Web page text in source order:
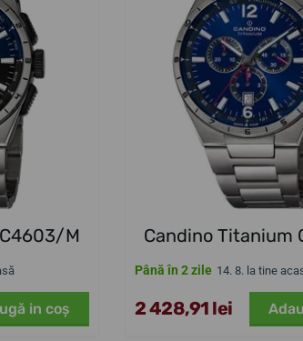
M
in coş
Candino Titanium
Până în 2 zile 14. 8. la tine
2 428,91 lei